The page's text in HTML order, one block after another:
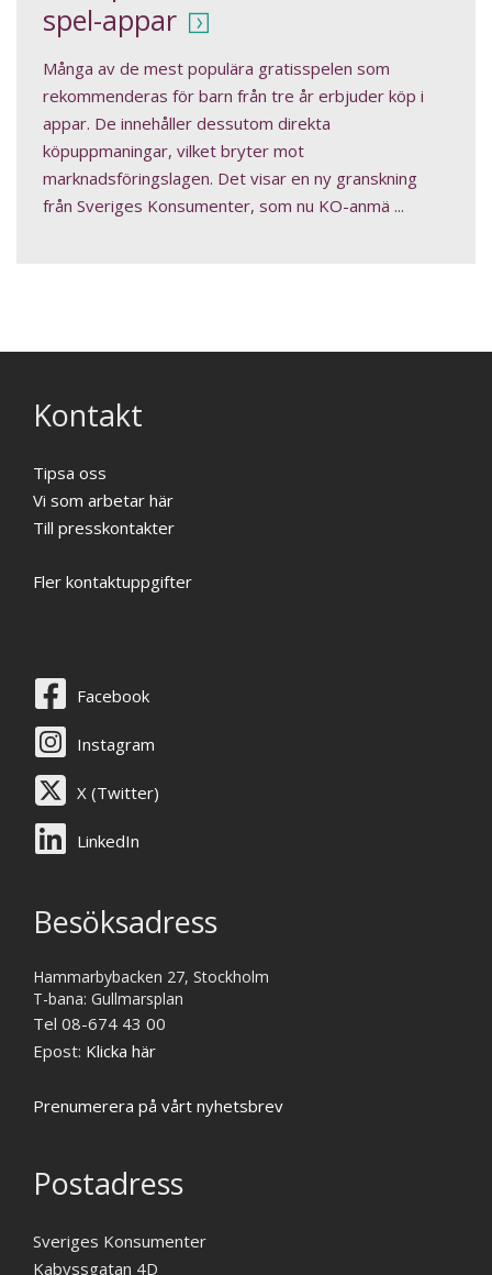
spel-appar
Många av de mest populära gratisspelen som
rekommenderas för barn från tre år erbjuder köp i
appar. De innehåller dessutom direkta
köpuppmaningar, vilket bryter mot
marknadsföringslagen. Det visar en ny granskning
från Sveriges Konsumenter, som nu KO-anmä ...
Kontakt
Tipsa oss
Vi som arbetar här
Till presskontakter
Fler kontaktuppgifter
Facebook
Instagram
X (Twitter)
LinkedIn
Besöksadress
Hammarbybacken 27, Stockholm
T-bana: Gullmarsplan
Tel 08-674 43 00
Epost: Klicka här
Prenumerera på vårt nyhetsbrev
Postadress
Sveriges Konsumenter
Kabyssgatan 4D